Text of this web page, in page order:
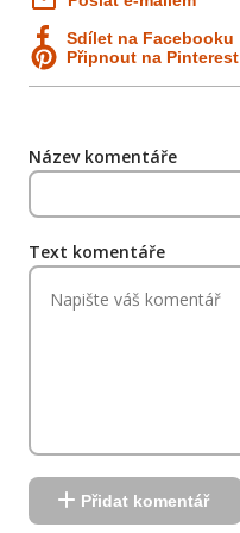
Sdílet na Facebooku
Připnout na Pinterest
Název komentáře
Text komentáře
Přidat komentář